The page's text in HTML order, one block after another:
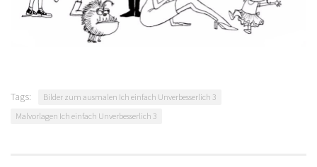
Tags:
Bilder zum ausmalen Ich einfach Unverbesserlich 3
Malvorlagen Ich einfach Unverbesserlich 3